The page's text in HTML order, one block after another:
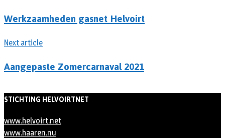
Werkzaamheden gasnet Helvoirt
Next article
Aangepaste Zomercarnaval 2021
STICHTING HELVOIRTNET
www.helvoirt.net
www.haaren.nu